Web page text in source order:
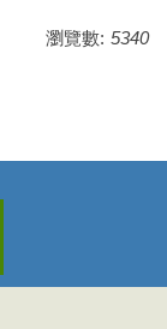
瀏覽數: 5340